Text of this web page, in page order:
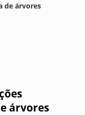
de árvores
árvores